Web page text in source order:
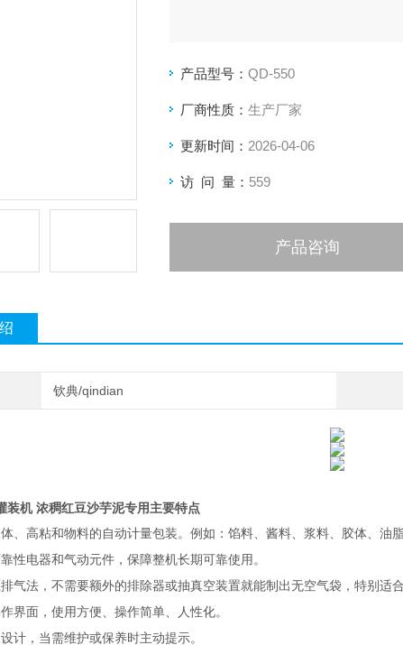
产品型号： QD-550
厂商性质： 生产厂家
更新时间： 2026-04-06
访 问 量： 559
产品咨询
钦典/qindian
装机 浓稠红豆沙芋泥专用主要特点
、高粘和物料的自动计量包装。例如：馅料、酱料、浆料、胶体、油脂
性电器和气动元件，保障整机长期可靠使用。
气法，不需要额外的排除器或抽真空装置就能制出无空气袋，特别适
界面，使用方便、操作简单、人性化。
设计，当需维护或保养时主动提示。